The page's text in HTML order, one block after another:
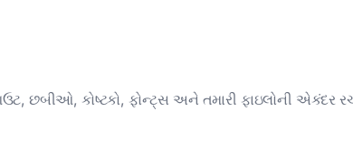
છબીઓ, કોષ્ટકો, ફોન્ટ્સ અને તમારી ફાઇલોની એકંદર